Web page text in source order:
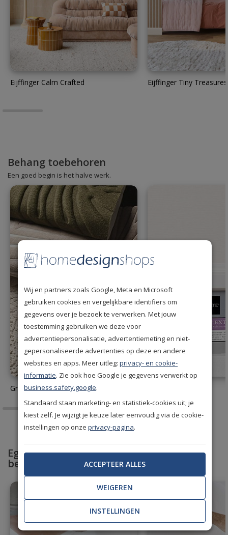
Eijffinger Calm Crafted Eijffinger Tiny Treasures
Behang toebehoren
Een goed begin is het halve werk.
Gratis behang stalen aanvragen
Egaliseer en bescherm met professioneel
behang
Wij en partners zoals Google, Meta en Microsoft
gebruiken cookies en vergelijkbare identifiers om
gegevens over je bezoek te verwerken. Met jouw
toestemming gebruiken we deze voor
advertentiepersonalisatie, advertentiemeting en niet-
gepersonaliseerde advertenties op deze en andere
websites en apps. Meer uitleg:privacy- en cookie-
informatie. Zie ook hoe Google je gegevens verwerkt op
business.safety.google.
Standaard staan marketing- en statistiek-cookies uit; je
kiest zelf. Je wijzigt je keuze later eenvoudig via de cookie-
instellingen op onzeprivacy-pagina.
ACCEPTEER ALLES
WEIGEREN
INSTELLINGEN